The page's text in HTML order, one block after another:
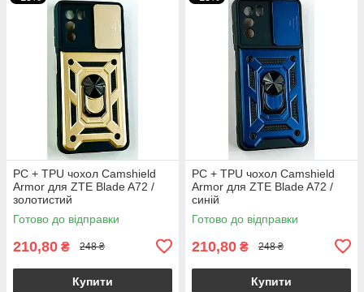
PC + TPU чохол Camshield
Armor для ZTE Blade A72 /
золотистий
Готово до відправки
210,80 ₴ 248 ₴
Купити
PC + TPU чохол Camshield
Armor для ZTE Blade A72 /
синій
Готово до відправки
210,80 ₴ 248 ₴
Купити